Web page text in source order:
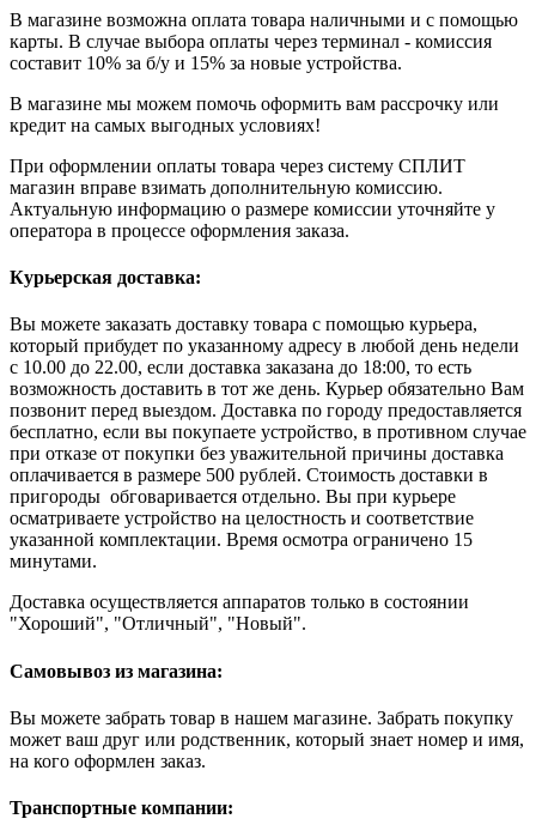
В магазине возможна оплата товара наличными и с помощью
карты. В случае выбора оплаты через терминал - комиссия
составит 10% за б/у и 15% за новые устройства.
В магазине мы можем помочь оформить вам рассрочку или
кредит на самых выгодных условиях!
При оформлении оплаты товара через систему СПЛИТ
магазин вправе взимать дополнительную комиссию.
Актуальную информацию о размере комиссии уточняйте у
оператора в процессе оформления заказа.
Курьерская доставка:
Вы можете заказать доставку товара с помощью курьера,
который прибудет по указанному адресу в любой день недели
с 10.00 до 22.00, если доставка заказана до 18:00, то есть
возможность доставить в тот же день. Курьер обязательно Вам
позвонит перед выездом. Доставка по городу предоставляется
бесплатно, если вы покупаете устройство, в противном случае
при отказе от покупки без уважительной причины доставка
оплачивается в размере 500 рублей. Стоимость доставки в
пригороды обговаривается отдельно. Вы при курьере
осматриваете устройство на целостность и соответствие
указанной комплектации. Время осмотра ограничено 15
минутами.
Доставка осуществляется аппаратов только в состоянии
"Хороший", "Отличный", "Новый".
Самовывоз из магазина:
Вы можете забрать товар в нашем магазине. Забрать покупку
может ваш друг или родственник, который знает номер и имя,
на кого оформлен заказ.
Транспортные компании: